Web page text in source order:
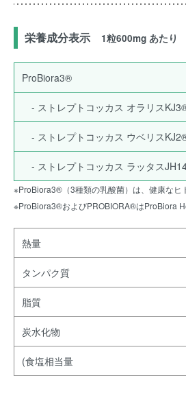
栄養成分表示 1粒600mg あたり
ProBiora3®
- ストレプトコッカス オラリス
- ストレプトコッカス ウベリス
- ストレプトコッカス ラッタス
※ProBiora3®（3種類の乳酸菌）は、健康なヒ
※ProBiora3®およびPROBIORA®はProBiora
熱量
タンパク質
脂質
炭水化物
(食塩相当量